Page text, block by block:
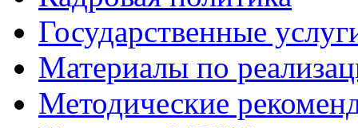
Государственные
Материалы по
Методические